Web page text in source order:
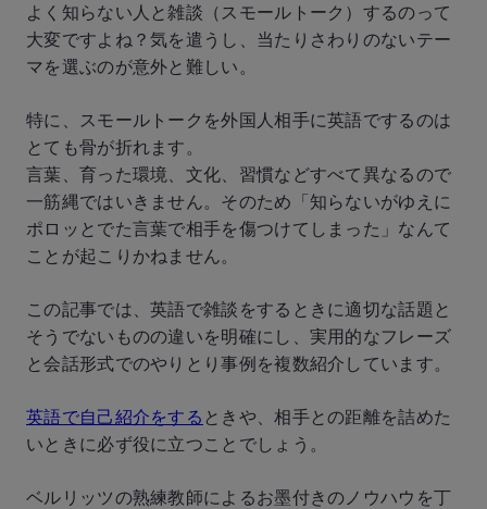
よく知らない人と雑談（スモールトーク）するのって
大変ですよね？気を遣うし、当たりさわりのないテー
マを選ぶのが意外と難しい。
特に、スモールトークを外国人相手に英語でするのは
とても骨が折れます。
言葉、育った環境、文化、習慣などすべて異なるので
一筋縄ではいきません。そのため「知らないがゆえに
ポロッとでた言葉で相手を傷つけてしまった」なんて
ことが起こりかねません。
この記事では、英語で雑談をするときに適切な話題と
そうでないものの違いを明確にし、実用的なフレーズ
と会話形式でのやりとり事例を複数紹介しています。
英語で自己紹介をする ときや、相手との距離を詰めた
いときに必ず役に立つことでしょう。
ベルリッツの熟練教師によるお墨付きのノウハウを丁